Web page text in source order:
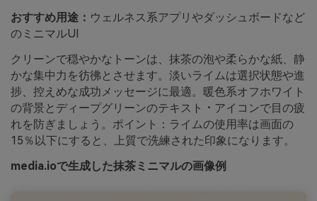
おすすめ用途： ウェルネス系アプリやダッシュボードなど
のミニマルUI
クリーンで穏やかなトーンは、抹茶の泡や柔らかな紙、静
かな集中力を彷彿とさせます。淡いライムは選択状態や進
捗、控えめな成功メッセージに最適。暖色系オフホワイト
の背景とディープグリーンのテキスト・アイコンで目の疲
れを防ぎましょう。ポイント：ライムの使用率は画面の
15％以下にすると、上質で洗練された印象になります。
media.ioで生成した抹茶ミニマルの画像例